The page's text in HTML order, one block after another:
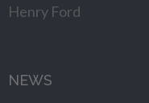
Henry Ford
NEWS